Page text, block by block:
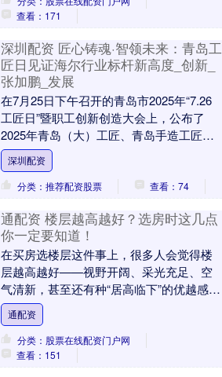
查看：171
深圳配资 匠心铸魂·智领未来：青岛工
匠日见证海尔行业标杆新高度_创新_
张加鹏_发展
在7月25日下午召开的青岛市2025年“7.26
工匠日”暨职工创新创造大会上，公布了
2025年青岛（大）工匠、青岛手造工匠
和“五位一体”职工创新创造成果，并对马....
深圳配资
分类：推荐配资股票
查看：74
通配资 楼层越高越好？选房时这几点
你一定要知道！
在买房选楼层这件事上，很多人会觉得楼
层越高越好——视野开阔、采光充足、空
气清新，甚至还有种“居高临下”的优越感。
但从堪舆学的角度来看，太高的楼层，尤
其是顶层，....
通配资
分类：股票在线配资门户网
查看：151